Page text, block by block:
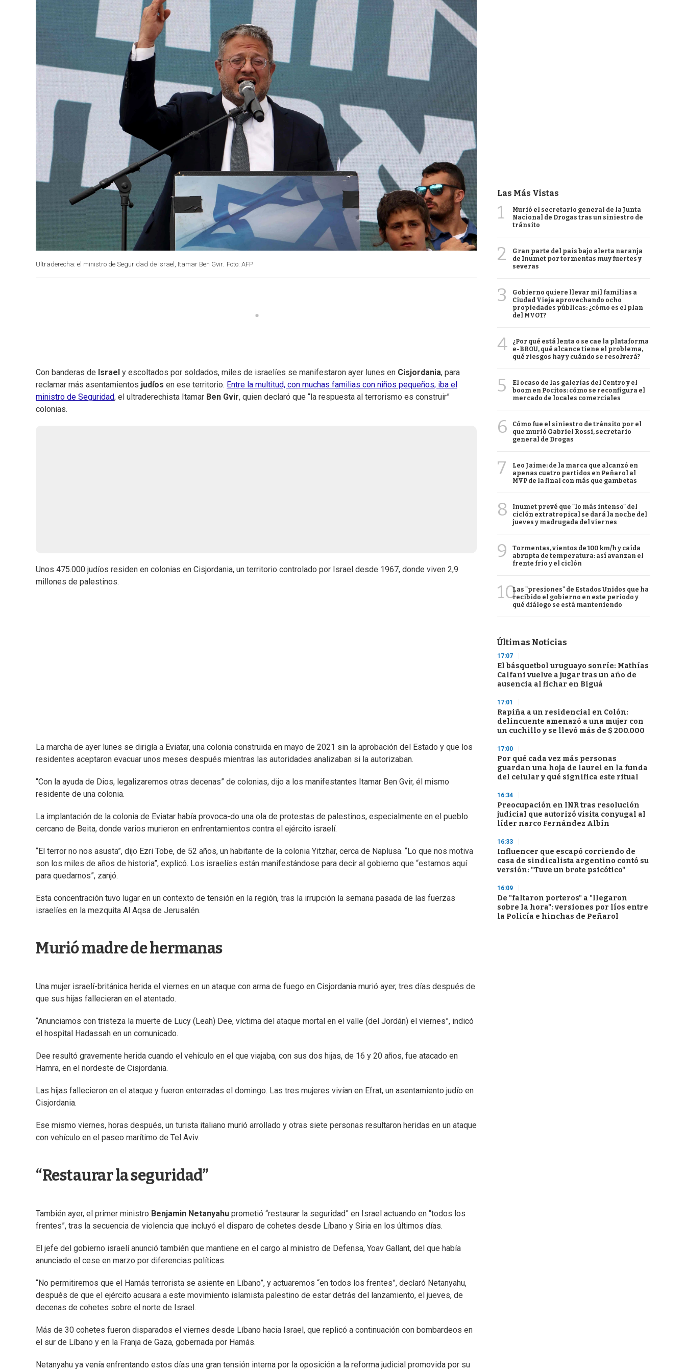
Ultraderecha: el ministro de Seguridad de Israel, Itamar Ben Gvir. Foto: AFP
Con banderas de Israel y escoltados por soldados, miles de israelíes se manifestaron ayer lunes en Cisjordania, para
reclamar más asentamientos judíos en ese territorio. Entre la multitud, con muchas familias con niños pequeños, iba el
ministro de Seguridad, el ultraderechista Itamar Ben Gvir, quien declaró que “la respuesta al terrorismo es construir”
colonias.
Unos 475.000 judíos residen en colonias en Cisjordania, un territorio controlado por Israel desde 1967, donde viven 2,9
millones de palestinos.
La marcha de ayer lunes se dirigía a Eviatar, una colonia construida en mayo de 2021 sin la aprobación del Estado y que los
residentes aceptaron evacuar unos meses después mientras las autoridades analizaban si la autorizaban.
“Con la ayuda de Dios, legalizaremos otras decenas” de colonias, dijo a los manifestantes Itamar Ben Gvir, él mismo
residente de una colonia.
La implantación de la colonia de Eviatar había provoca-do una ola de protestas de palestinos, especialmente en el pueblo
cercano de Beita, donde varios murieron en enfrentamientos contra el ejército israelí.
“El terror no nos asusta”, dijo Ezri Tobe, de 52 años, un habitante de la colonia Yitzhar, cerca de Naplusa. “Lo que nos motiva
son los miles de años de historia”, explicó. Los israelíes están manifestándose para decir al gobierno que “estamos aquí
para quedarnos”, zanjó.
Esta concentración tuvo lugar en un contexto de tensión en la región, tras la irrupción la semana pasada de las fuerzas
israelíes en la mezquita Al Aqsa de Jerusalén.
Murió madre de hermanas
Una mujer israelí-británica herida el viernes en un ataque con arma de fuego en Cisjordania murió ayer, tres días después de
que sus hijas fallecieran en el atentado.
“Anunciamos con tristeza la muerte de Lucy (Leah) Dee, víctima del ataque mortal en el valle (del Jordán) el viernes”, indicó
el hospital Hadassah en un comunicado.
Dee resultó gravemente herida cuando el vehículo en el que viajaba, con sus dos hijas, de 16 y 20 años, fue atacado en
Hamra, en el nordeste de Cisjordania.
Las hijas fallecieron en el ataque y fueron enterradas el domingo. Las tres mujeres vivían en Efrat, un asentamiento judío en
Cisjordania.
Ese mismo viernes, horas después, un turista italiano murió arrollado y otras siete personas resultaron heridas en un ataque
con vehículo en el paseo marítimo de Tel Aviv.
“Restaurar la seguridad”
También ayer, el primer ministro Benjamin Netanyahu prometió “restaurar la seguridad” en Israel actuando en “todos los
frentes”, tras la secuencia de violencia que incluyó el disparo de cohetes desde Líbano y Siria en los últimos días.
El jefe del gobierno israelí anunció también que mantiene en el cargo al ministro de Defensa, Yoav Gallant, del que había
anunciado el cese en marzo por diferencias políticas.
“No permitiremos que el Hamás terrorista se asiente en Líbano”, y actuaremos “en todos los frentes”, declaró Netanyahu,
después de que el ejército acusara a este movimiento islamista palestino de estar detrás del lanzamiento, el jueves, de
decenas de cohetes sobre el norte de Israel.
Más de 30 cohetes fueron disparados el viernes desde Líbano hacia Israel, que replicó a continuación con bombardeos en
el sur de Líbano y en la Franja de Gaza, gobernada por Hamás.
Netanyahu ya venía enfrentando estos días una gran tensión interna por la oposición a la reforma judicial promovida por su
Las Más Vistas
1
Murió el secretario general de la Junta
Nacional de Drogas tras un siniestro de
tránsito
2
Gran parte del país bajo alerta naranja
de Inumet por tormentas muy fuertes y
severas
3
Gobierno quiere llevar mil familias a
Ciudad Vieja aprovechando ocho
propiedades públicas: ¿cómo es el plan
del MVOT?
4
¿Por qué está lenta o se cae la plataforma
e-BROU, qué alcance tiene el problema,
qué riesgos hay y cuándo se resolverá?
5
El ocaso de las galerías del Centro y el
boom en Pocitos: cómo se reconfigura el
mercado de locales comerciales
6
Cómo fue el siniestro de tránsito por el
que murió Gabriel Rossi, secretario
general de Drogas
7
Leo Jaime: de la marca que alcanzó en
apenas cuatro partidos en Peñarol al
MVP de la final con más que gambetas
8
Inumet prevé que "lo más intenso" del
ciclón extratropical se dará la noche del
jueves y madrugada del viernes
9
Tormentas, vientos de 100 km/h y caída
abrupta de temperatura: así avanzan el
frente frío y el ciclón
10Las "presiones" de Estados Unidos que ha
recibido el gobierno en este período y
qué diálogo se está manteniendo
Últimas Noticias
17:07
El básquetbol uruguayo sonríe: Mathías
Calfani vuelve a jugar tras un año de
ausencia al fichar en Biguá
17:01
Rapiña a un residencial en Colón:
delincuente amenazó a una mujer con
un cuchillo y se llevó más de $ 200.000
17:00
Por qué cada vez más personas
guardan una hoja de laurel en la funda
del celular y qué significa este ritual
16:34
Preocupación en INR tras resolución
judicial que autorizó visita conyugal al
líder narco Fernández Albín
16:33
Influencer que escapó corriendo de
casa de sindicalista argentino contó su
versión: "Tuve un brote psicótico"
16:09
De "faltaron porteros" a "llegaron
sobre la hora": versiones por líos entre
la Policía e hinchas de Peñarol